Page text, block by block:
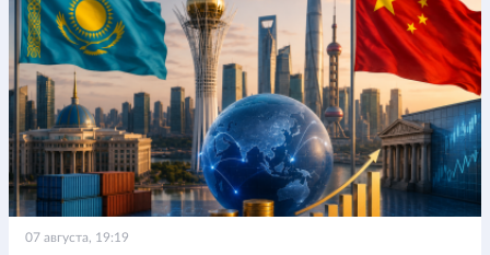
07 августа, 19:19